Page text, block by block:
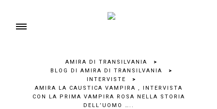
AMIRA DI TRANSILVANIA
>
BLOG DI AMIRA DI TRANSILVANIA
>
INTERVISTE
>
AMIRA LA CAUSTICA VAMPIRA , INTERVISTA
CON LA PRIMA VAMPIRA ROSA NELLA STORIA
DELL’UOMO …..